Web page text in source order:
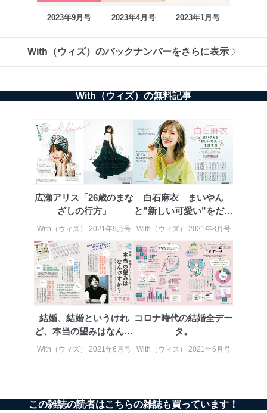
2023年9月号 2023年4月号 2023年1月号
With（ウィズ）のバックナンバーをさらに表示
With（ウィズ）の無料記事
広瀬アリス「26歳のまな
ざしの行方」
With（ウィズ） 2021年9月号
白石麻衣 まいやん
と”新しい可愛い”をだが
探す旅
With（ウィズ） 2021年8月号
結婚、結婚というけれ
ど、本当の望みはなんで
すか？
With（ウィズ） 2021年6月号
コロナ時代の結婚全デー
タ。
With（ウィズ） 2021年6月号
この雑誌の読者はこちらの雑誌も買っています！